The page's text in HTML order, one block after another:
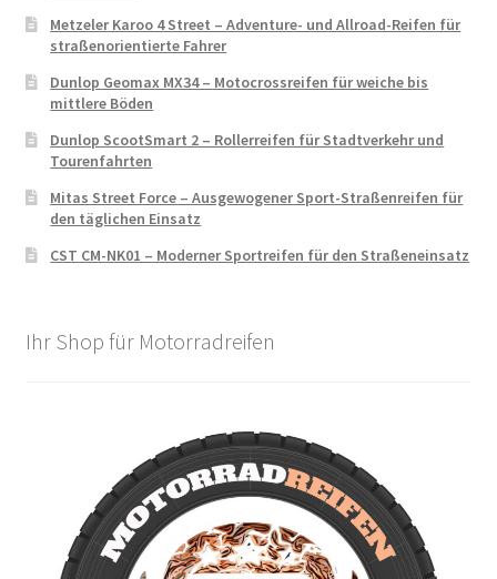
Metzeler Karoo 4 Street – Adventure- und Allroad-Reifen für
straßenorientierte Fahrer
Dunlop Geomax MX34 – Motocrossreifen für weiche bis
mittlere Böden
Dunlop ScootSmart 2 – Rollerreifen für Stadtverkehr und
Tourenfahrten
Mitas Street Force – Ausgewogener Sport-Straßenreifen für
den täglichen Einsatz
CST CM-NK01 – Moderner Sportreifen für den Straßeneinsatz
Ihr Shop für Motorradreifen